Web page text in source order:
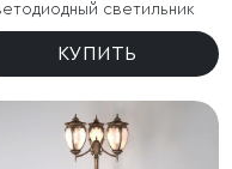
светильник
КУПИТЬ